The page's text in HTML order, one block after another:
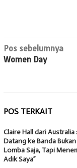
Navigasi
pos
Pos sebelumnya
Women Day
POS TERKAIT
Claire Hall dari Australia
Datang ke Banda
Lomba Saja, Tapi
Adik Saya”